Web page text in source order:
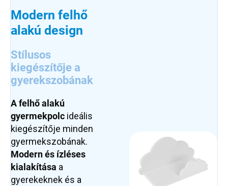
Modern felhő
alakú design
Stílusos
kiegészítője a
gyerekszobának
Afelhőalakú
gyermekpolc ideális
kiegészítője minden
gyermekszobának.
Modernés ízléses
kialakítása a
gyerekeknek és a